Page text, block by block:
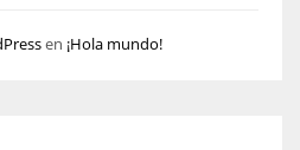
en ¡Hola mundo!